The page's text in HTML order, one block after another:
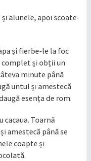
alunele, apoi scoate-
și fierbe-le la foc
complet și obții un
minute până
untul și amestecă
esența de rom.
Toarnă
amestecă până se
coapte și